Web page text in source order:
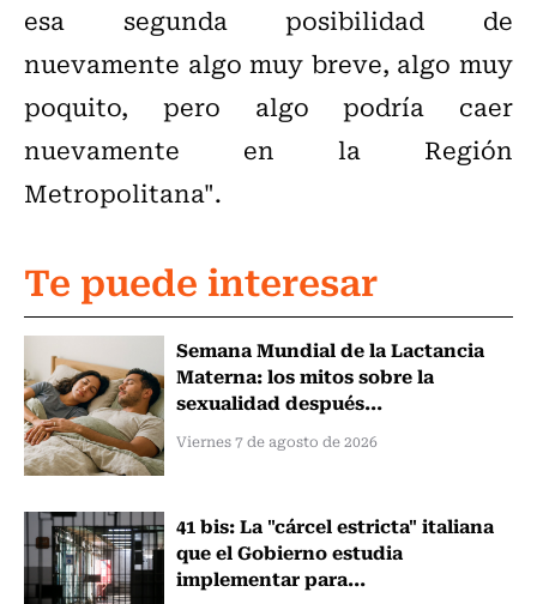
esa segunda posibilidad de
nuevamente algo muy breve, algo muy
poquito, pero algo podría caer
nuevamente en la Región
Metropolitana".
Te puede interesar
Semana Mundial de la Lactancia
Materna: los mitos sobre la
sexualidad después...
Viernes 7 de agosto de 2026
41 bis: La "cárcel estricta" italiana
que el Gobierno estudia
implementar para...